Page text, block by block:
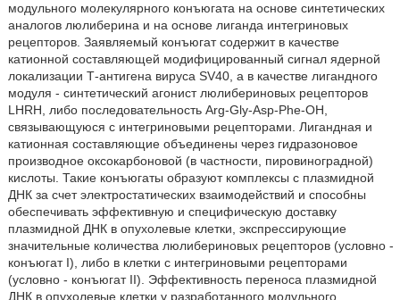
модульного молекулярного конъюгата на основе синтетических
аналогов люлиберина и на основе лиганда интегриновых
рецепторов. Заявляемый конъюгат содержит в качестве
катионной составляющей модифицированный сигнал ядерной
локализации Т-антигена вируса SV40, а в качестве лигандного
модуля - синтетический агонист люлибериновых рецепторов
LHRH, либо последовательность Arg-Gly-Asp-Phe-OH,
связывающуюся с интегриновыми рецепторами. Лигандная и
катионная составляющие объединены через гидразоновое
производное оксокарбоновой (в частности, пировиноградной)
кислоты. Такие конъюгаты образуют комплексы с плазмидной
ДНК за счет электростатических взаимодействий и способны
обеспечивать эффективную и специфическую доставку
плазмидной ДНК в опухолевые клетки, экспрессирующие
значительные количества люлибериновых рецепторов (условно -
конъюгат I), либо в клетки с интегриновыми рецепторами
(условно - конъюгат II). Эффективность переноса плазмидной
ДНК в опухолевые клетки у разработанного модульного